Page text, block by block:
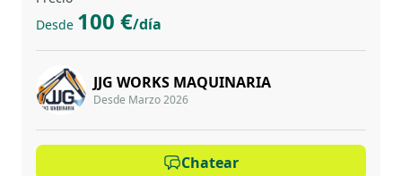
Desde 100 €/día
JJG WORKS MAQUINARIA
Desde Marzo 2026
Chatear